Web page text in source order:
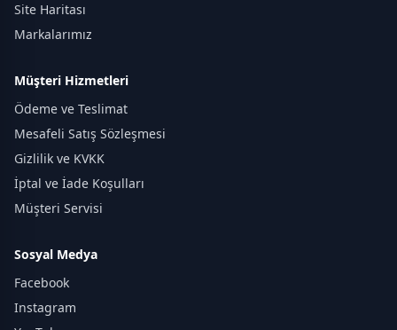
Site Haritası
Markalarımız
Müşteri Hizmetleri
Ödeme ve Teslimat
Mesafeli Satış Sözleşmesi
Gizlilik ve KVKK
İptal ve İade Koşulları
Müşteri Servisi
Sosyal Medya
Facebook
Instagram